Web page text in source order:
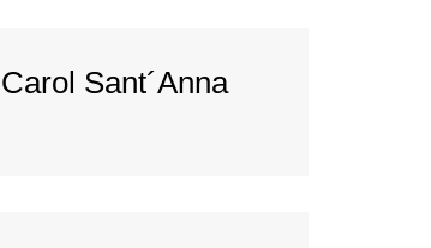
Carol Sant´Anna